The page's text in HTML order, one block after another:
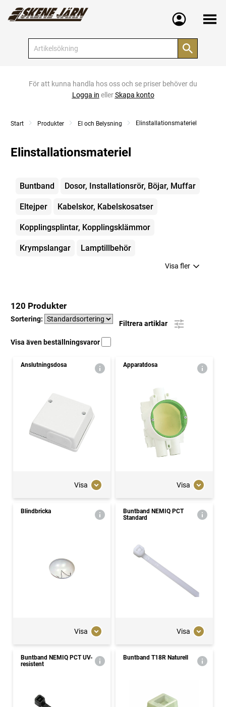
Meny
För att kunna handla hos oss och se priser behöver du
Logga in ellerSkapa konto
Start Produkter El och Belysning Elinstallationsmateriel
Elinstallationsmateriel
Kategorier
Buntband Dosor, Installationsrör, Böjar, Muffar
Eltejper Kabelskor, Kabelskosatser
Kopplingsplintar, Kopplingsklämmor
Krympslangar Lamptillbehör
Visa fler
120 Produkter
Sortering:
Filtrera artiklar
Visa även beställningsvaror
Anslutningsdosa
Visa
Apparatdosa
Visa
Blindbricka
Visa
Buntband NEMIQ PCT
Standard
Visa
Buntband NEMIQ PCT UV-
resistent
Buntband T18R Naturell